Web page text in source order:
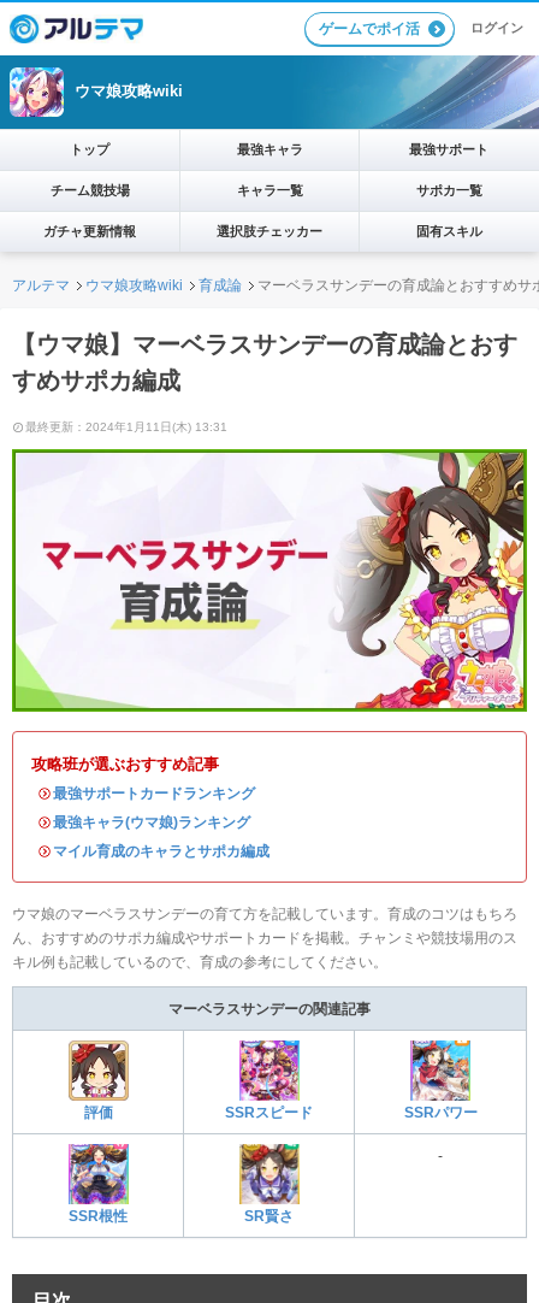
ゲームでポイ活 ログイン
ウマ娘攻略wiki
トップ 最強キャラ 最強サポート
チーム競技場 キャラ一覧 サポカ一覧
ガチャ更新情報 選択肢チェッカー 固有スキル
アルテマ ウマ娘攻略wiki 育成論 マーベラスサンデーの育成論とおすすめサ
【ウマ娘】マーベラスサンデーの育成論とおす
すめサポカ編成
最終更新：2024年1月11日(木) 13:31
攻略班が選ぶおすすめ記事
・最強サポートカードランキング
・最強キャラ(ウマ娘)ランキング
・ マイル育成のキャラとサポカ編成
ウマ娘のマーベラスサンデーの育て方を記載しています。育成のコツはもちろ
ん、おすすめのサポカ編成やサポートカードを掲載。チャンミや競技場用のス
キル例も記載しているので、育成の参考にしてください。
マーベラスサンデーの関連記事
評価 SSRスピード SSRパワー
SSR根性 SR賢さ
-